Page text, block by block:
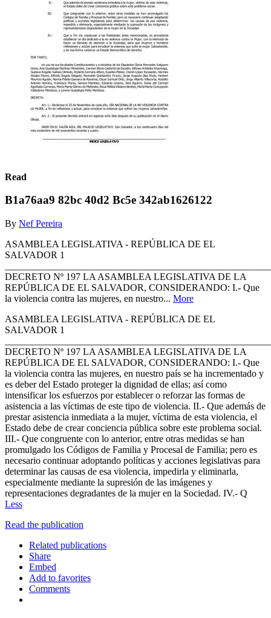
Read
B1a76aa9 82bc 40d2 Bc5e 342ab1626122
By Nef Pereira
ASAMBLEA LEGISLATIVA - REPÚBLICA DE EL
SALVADOR 1
DECRETO Nº 197 LA ASAMBLEA LEGISLATIVA DE LA
REPÚBLICA DE EL SALVADOR, CONSIDERANDO: I.- Que
la violencia contra las mujeres, en nuestro... More
ASAMBLEA LEGISLATIVA - REPÚBLICA DE EL
SALVADOR 1
DECRETO Nº 197 LA ASAMBLEA LEGISLATIVA DE LA
REPÚBLICA DE EL SALVADOR, CONSIDERANDO: I.- Que
la violencia contra las mujeres, en nuestro país se ha incrementado y
es deber del Estado proteger la dignidad de ellas; así como
intensificar los esfuerzos por establecer o reforzar las formas de
asistencia a las víctimas de este tipo de violencia. II.- Que además de
prestar asistencia inmediata a la mujer, víctima de esta violencia, el
Estado debe de crear conciencia pública sobre este problema social.
III.- Que congruente con lo anterior, entre otras medidas se han
promulgado los Códigos de Familia y Procesal de Familia; pero es
necesario continuar adoptando políticas y acciones legislativas para
determinar las causas de esa violencia, impedirla y eliminarla,
especialmente mediante la supresión de las imágenes y
representaciones degradantes de la mujer en la Sociedad. IV.- Q
Less
Read the publication
Related publications
Share
Embed
Add to favorites
Comments